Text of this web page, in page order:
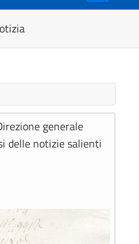
generale
delle notizie salienti